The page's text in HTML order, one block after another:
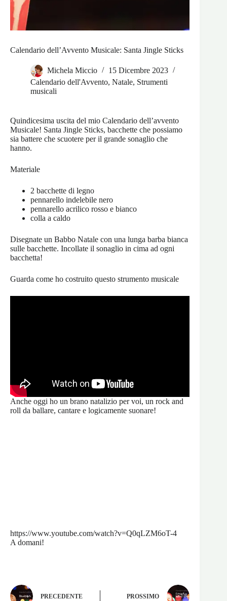
Calendario dell’Avvento Musicale: Santa Jingle Sticks
Michela Miccio
15 Dicembre 2023
Calendario dell'Avvento, Natale, Strumenti
musicali
Quindicesima uscita del mio Calendario dell’avvento
Musicale! Santa Jingle Sticks, bacchette che possiamo
sia battere che scuotere per il grande sonaglio che
hanno.
Materiale
2 bacchette di legno
pennarello indelebile nero
pennarello acrilico rosso e bianco
colla a caldo
Disegnate un Babbo Natale con una lunga barba bianca
sulle bacchette. Incollate il sonaglio in cima ad ogni
bacchetta!
Guarda come ho costruito questo strumento musicale
Anche oggi ho un brano natalizio per voi, un rock and
roll da ballare, cantare e logicamente suonare!
https://www.youtube.com/watch?v=Q0qLZM6oT-4
A domani!
PRECEDENTE PROSSIMO